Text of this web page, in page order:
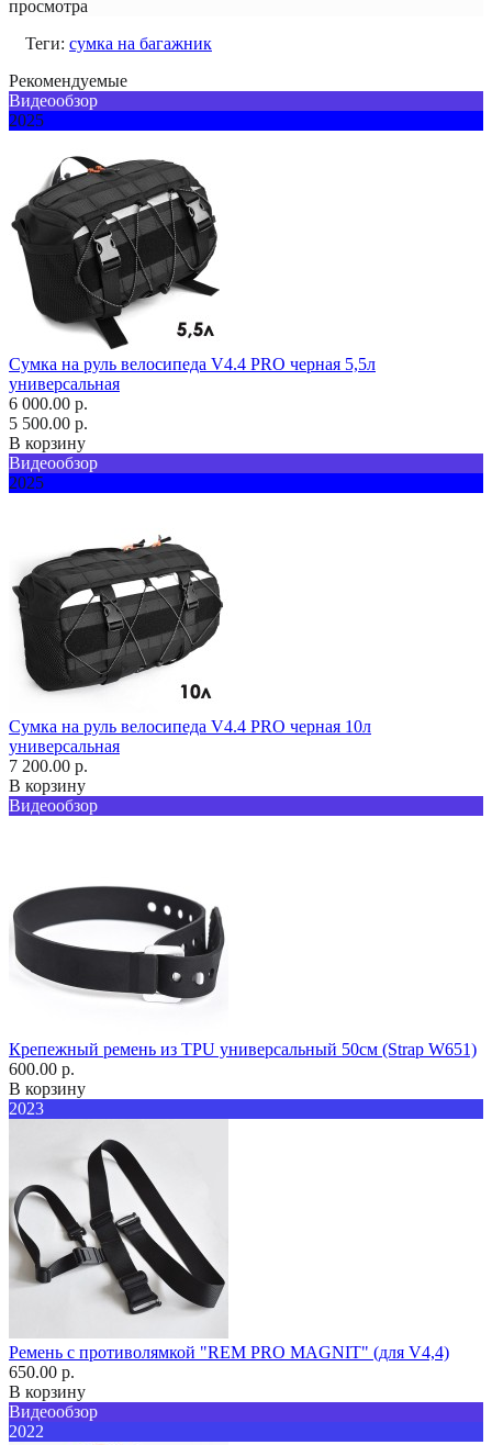
просмотра
Теги: сумка на багажник
Рекомендуемые
Видеообзор
2025
Сумка на руль велосипеда V4.4 PRO черная 5,5л
универсальная
6 000.00 р.
5 500.00 р.
В корзину
Видеообзор
2025
Сумка на руль велосипеда V4.4 PRO черная 10л
универсальная
7 200.00 р.
В корзину
Видеообзор
Крепежный ремень из TPU универсальный 50см (Strap W651)
600.00 р.
В корзину
2023
Ремень с противолямкой "REM PRO MAGNIT" (для V4,4)
650.00 р.
В корзину
Видеообзор
2022